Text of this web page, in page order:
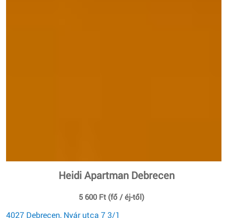
Heidi Apartman Debrecen
5 600 Ft (fő / éj-től)
4027 Debrecen, Nyár utca 7 3/1